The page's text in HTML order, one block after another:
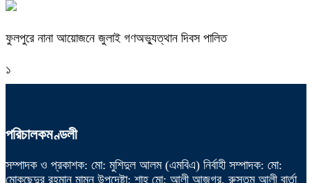
ফুলপুরে নানা আয়োজনে জুলাই গণঅভ্যুত্থান দিবস পালিত
১
পরিচালকমণ্ডলী
সম্পাদক ও প্রকাশক: মো: মুশিদুল আলম (এমবিএ) নির্বাহী সম্পাদক: মো:
মোকছেদুর রহমান মামুন উপদেষ্টা: শাহ্ মো: আলী আজগর, রুস্তম আলী বার্তা